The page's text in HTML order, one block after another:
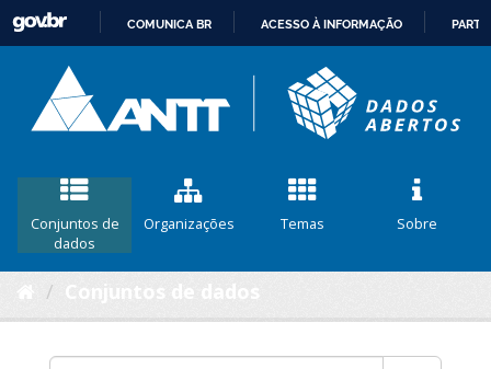
CONTEÚDO
COMUNICA BR ACESSO À INFORMAÇÃO
Conjuntos de
dados
Organizações Temas Sobre